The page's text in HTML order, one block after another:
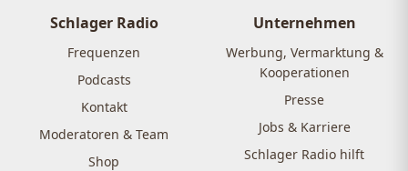
Schlager Radio
Frequenzen
Podcasts
Kontakt
Moderatoren & Team
Shop
Unternehmen
Werbung, Vermarktung &
Kooperationen
Presse
Jobs & Karriere
Schlager Radio hilft